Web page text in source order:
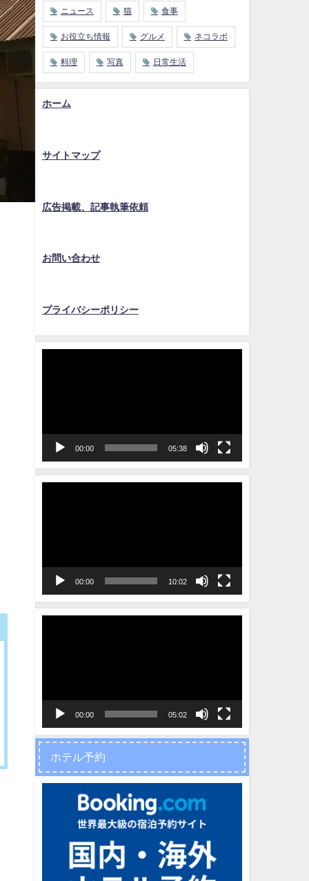
ニュース 猫 食事
お役立ち情報 グルメ ネコラボ
料理 写真 日常生活
ホーム
サイトマップ
広告掲載、記事執筆依頼
お問い合わせ
プライバシーポリシー
ー
00:00 05:38
ー
00:00 10:02
ー
00:00 05:02
ホテル予約